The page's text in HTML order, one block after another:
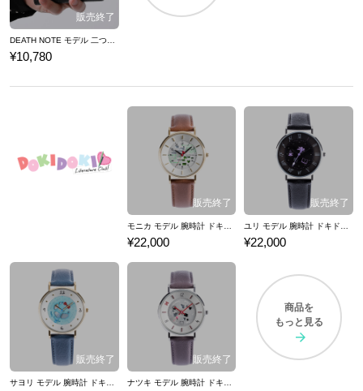
¥10,780
モニカ モデル 腕時計 ドキドキ文芸部！
¥22,000
ユリ モデル 腕時計 ドキドキ文芸部！
¥22,000
商品を
もっと見る